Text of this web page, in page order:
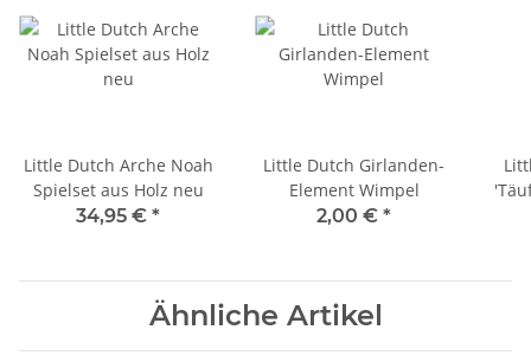
Little Dutch Arche Noah
Spielset aus Holz neu
34,95 € *
Little Dutch Girlanden-
Element Wimpel
2,00 € *
Ähnliche Artikel